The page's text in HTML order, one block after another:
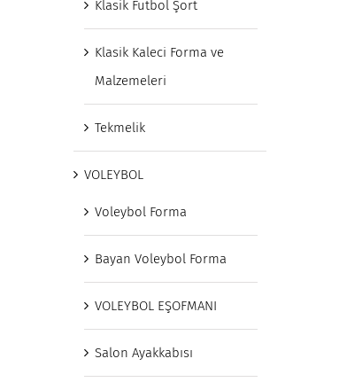
Klasik Futbol Şort
Klasik Kaleci Forma ve
Malzemeleri
Tekmelik
VOLEYBOL
Voleybol Forma
Bayan Voleybol Forma
VOLEYBOL EŞOFMANI
Salon Ayakkabısı